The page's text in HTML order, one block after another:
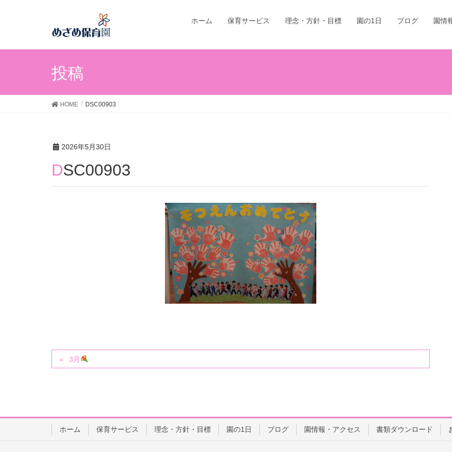
ホーム 保育サービス 理念・方針・目標 園の1日 ブログ 園情
投稿
HOME DSC00903
2026年5月30日
DSC00903
3月
ホーム 保育サービス 理念・方針・目標 園の1日 ブログ 園情報・アクセス 書類ダウンロード